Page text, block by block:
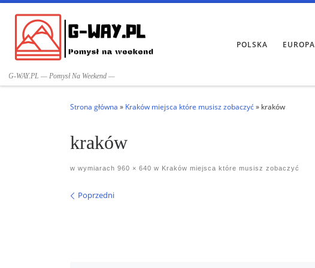
Przejdź do treści
G-WAY.PL — Pomysł Na Weekend —
POLSKA EUROPA
Strona główna » Kraków miejsca które musisz zobaczyć» kraków
kraków
w wymiarach 960 × 640 w Kraków miejsca które musisz zobaczyć
Nawigacja po obrazach
Poprzedni